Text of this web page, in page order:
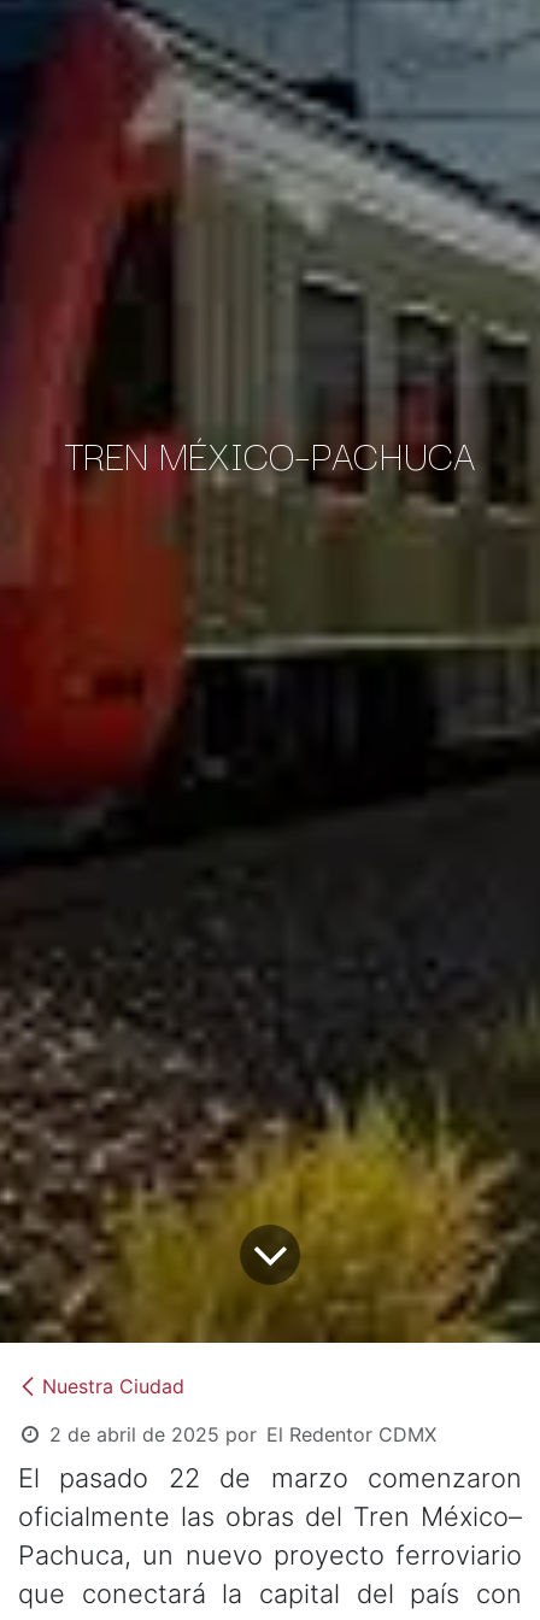
TREN MÉXICO–PACHUCA
Nuestra Ciudad
2 de abril de 2025 por El Redentor CDMX
El pasado 22 de marzo comenzaron
oficialmente las obras del Tren México–
Pachuca, un nuevo proyecto ferroviario
que conectará la capital del país con